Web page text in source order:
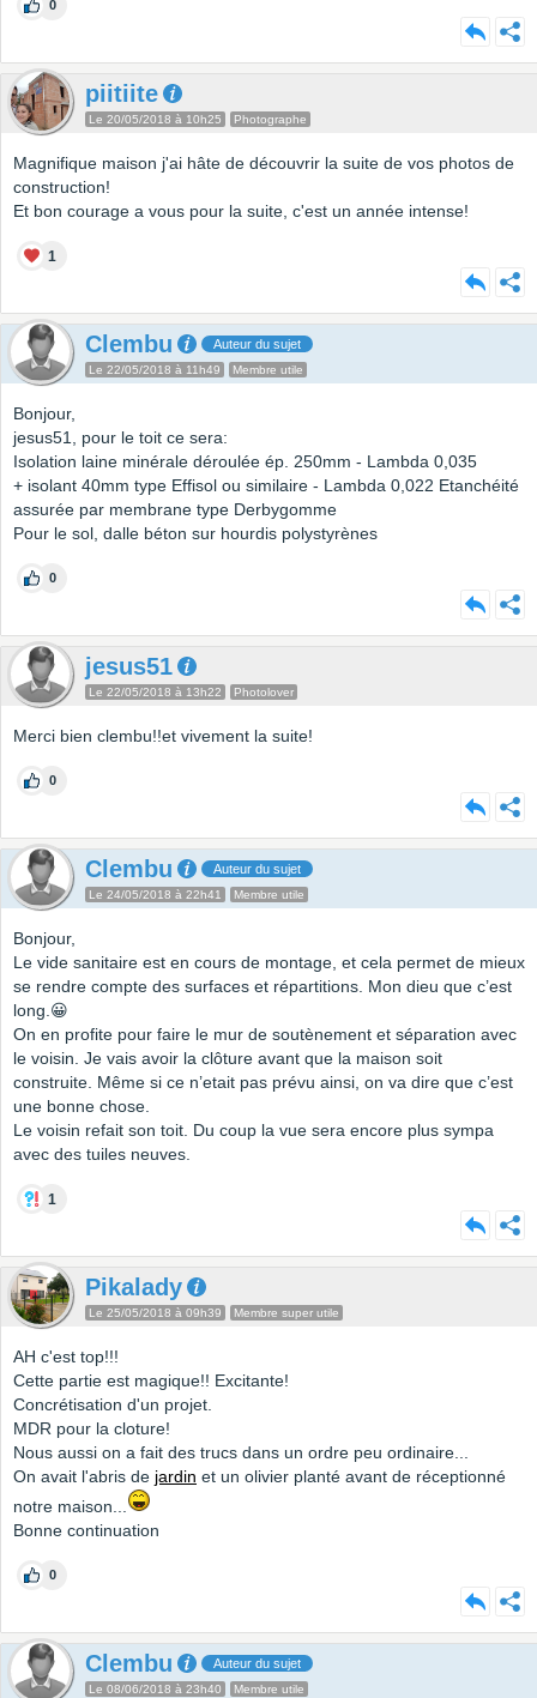
0
piitiite
Le 20/05/2018 à 10h25 Photographe
Magnifique maison j'ai hâte de découvrir la suite de vos photos de
construction!
Et bon courage a vous pour la suite, c'est un année intense!
1
Clembu Auteur du sujet
Le 22/05/2018 à 11h49 Membre utile
Bonjour,
jesus51, pour le toit ce sera:
Isolation laine minérale déroulée ép. 250mm - Lambda 0,035
+ isolant 40mm type Effisol ou similaire - Lambda 0,022 Etanchéité
assurée par membrane type Derbygomme
Pour le sol, dalle béton sur hourdis polystyrènes
0
jesus51
Le 22/05/2018 à 13h22 Photolover
Merci bien clembu!!et vivement la suite!
0
Clembu Auteur du sujet
Le 24/05/2018 à 22h41 Membre utile
Bonjour,
Le vide sanitaire est en cours de montage, et cela permet de mieux
se rendre compte des surfaces et répartitions. Mon dieu que c’est
long.😀
On en profite pour faire le mur de soutènement et séparation avec
le voisin. Je vais avoir la clôture avant que la maison soit
construite. Même si ce n’etait pas prévu ainsi, on va dire que c’est
une bonne chose.
Le voisin refait son toit. Du coup la vue sera encore plus sympa
avec des tuiles neuves.
1
Pikalady
Le 25/05/2018 à 09h39 Membre super utile
AH c'est top!!!
Cette partie est magique!! Excitante!
Concrétisation d'un projet.
MDR pour la cloture!
Nous aussi on a fait des trucs dans un ordre peu ordinaire...
On avait l'abris de jardin et un olivier planté avant de réceptionné
notre maison...
Bonne continuation
0
Clembu Auteur du sujet
Le 08/06/2018 à 23h40 Membre utile